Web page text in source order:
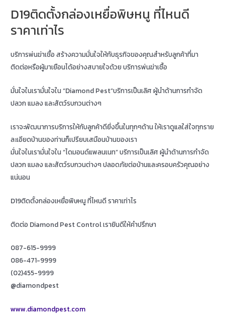
D19ติดตั้งกล่องเหยื่อพิษหนู ที่ไหนดี
ราคาเท่าไร
บริการพ่นฆ่าเชื้อ สร้างความมั่นใจให้กับธุรกิจของคุณสำหรับลูกค้าที่มา
ติดต่อหรือผู้มาเยือนได้อย่างสบายใจด้วย บริการพ่นฆ่าเชื้อ
มั่นใจในเรามั่นใจใน “Diamond Pest”บริการเป็นเลิศ ผู้นำด้านการกำจัด
ปลวก แมลง และสัตว์รบกวนต่างๆ
เราจะพัฒนาการบริการให้กับลูกค้าดียิ่งขึ้นในทุกๆด้าน ให้เราดูแลใส่ใจทุกราย
ละเอียดบ้านของท่านก็เปรียบเสมือนบ้านของเรา
มั่นใจในเรามั่นใจใน “ไดมอนด์แพลนเนท” บริการเป็นเลิศ ผู้นำด้านการกำจัด
ปลวก แมลง และสัตว์รบกวนต่างๆ ปลอดภัยต่อบ้านและครอบครัวคุณอย่าง
แน่นอน
D19ติดตั้งกล่องเหยื่อพิษหนู ที่ไหนดี ราคาเท่าไร
ติดต่อ Diamond Pest Control เรายินดีให้คำปรึกษา
087-615-9999
086-471-9999
(02)455-9999
@diamondpest
www.diamondpest.com